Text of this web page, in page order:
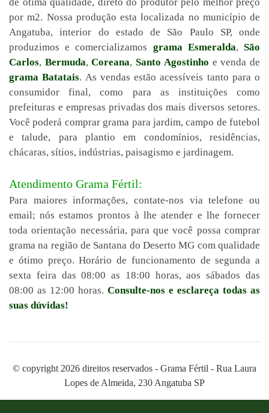
por m2. Nossa produção esta localizada no município de
Angatuba, interior do estado de São Paulo SP, onde
produzimos e comercializamos grama Esmeralda,São
Carlos, Bermuda,Coreana,Santo Agostinho e venda de
grama Batatais. As vendas estão acessíveis tanto para o
consumidor final, como para as instituições como
prefeituras e empresas privadas dos mais diversos setores.
Você poderá comprar grama para jardim, campo de futebol
e talude, para plantio em condomínios, residências,
chácaras, sítios, indústrias, paisagismo e jardinagem.
Atendimento Grama Fértil:
Para maiores informações, contate-nos via telefone ou
email; nós estamos prontos à lhe atender e lhe fornecer
toda orientação necessária, para que você possa comprar
grama na região de Santana do Deserto MG com qualidade
e ótimo preço. Horário de funcionamento de segunda a
sexta feira das 08:00 as 18:00 horas, aos sábados das
08:00 as 12:00 horas. Consulte-nos e esclareça todas as
suas dúvidas!
© copyright 2026 direitos reservados - Grama Fértil - Rua Laura
Lopes de Almeida, 230 Angatuba SP